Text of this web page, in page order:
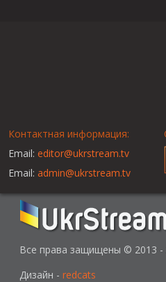
Контактная информация:
Email: editor@ukrstream.tv
Email: admin@ukrstream.tv
Все права защищены © 2013 -
Дизайн - redcats